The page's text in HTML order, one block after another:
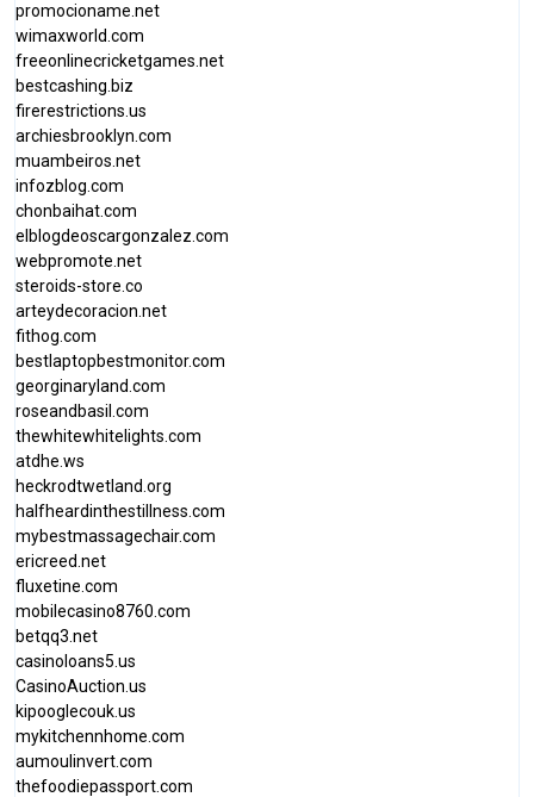
promocioname.net
wimaxworld.com
freeonlinecricketgames.net
bestcashing.biz
firerestrictions.us
archiesbrooklyn.com
muambeiros.net
infozblog.com
chonbaihat.com
elblogdeoscargonzalez.com
webpromote.net
steroids-store.co
arteydecoracion.net
fithog.com
bestlaptopbestmonitor.com
georginaryland.com
roseandbasil.com
thewhitewhitelights.com
atdhe.ws
heckrodtwetland.org
halfheardinthestillness.com
mybestmassagechair.com
ericreed.net
fluxetine.com
mobilecasino8760.com
betqq3.net
casinoloans5.us
CasinoAuction.us
kipooglecouk.us
mykitchennhome.com
aumoulinvert.com
thefoodiepassport.com